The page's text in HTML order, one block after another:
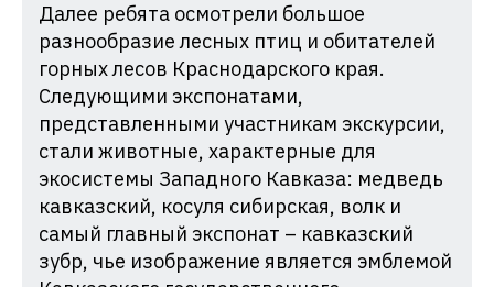
Далее ребята осмотрели большое
разнообразие лесных птиц и обитателей
горных лесов Краснодарского края.
Следующими экспонатами,
представленными участникам экскурсии,
стали животные, характерные для
экосистемы Западного Кавказа: медведь
кавказский, косуля сибирская, волк и
самый главный экспонат – кавказский
зубр, чье изображение является эмблемой